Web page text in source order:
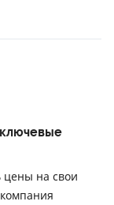
цены на свои